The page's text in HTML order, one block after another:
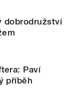
dobrodružství
Paví
příběh